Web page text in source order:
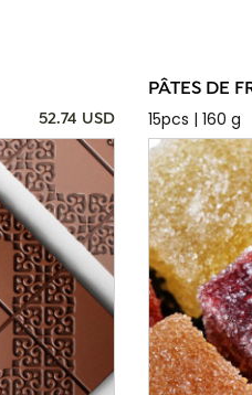
52.74 USD
PÂTES DE
15pcs | 160 g